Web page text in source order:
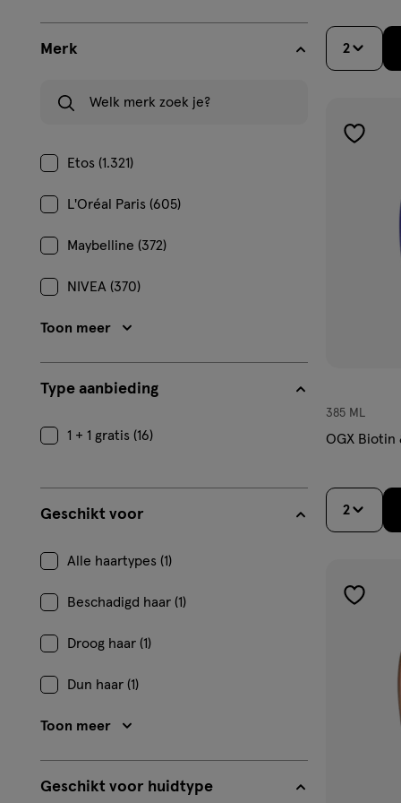
Merk
Etos (1.321)
L'Oréal Paris (605)
Maybelline (372)
NIVEA (370)
Toon meer
Type aanbieding
1 + 1 gratis (16)
Geschikt voor
Alle haartypes (1)
Beschadigd haar (1)
Droog haar (1)
Dun haar (1)
Toon meer
Geschikt voor huidtype
2
385 ML
OGX Biotin
2